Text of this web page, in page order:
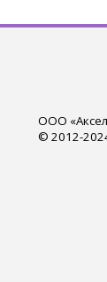
ООО
© 2012-